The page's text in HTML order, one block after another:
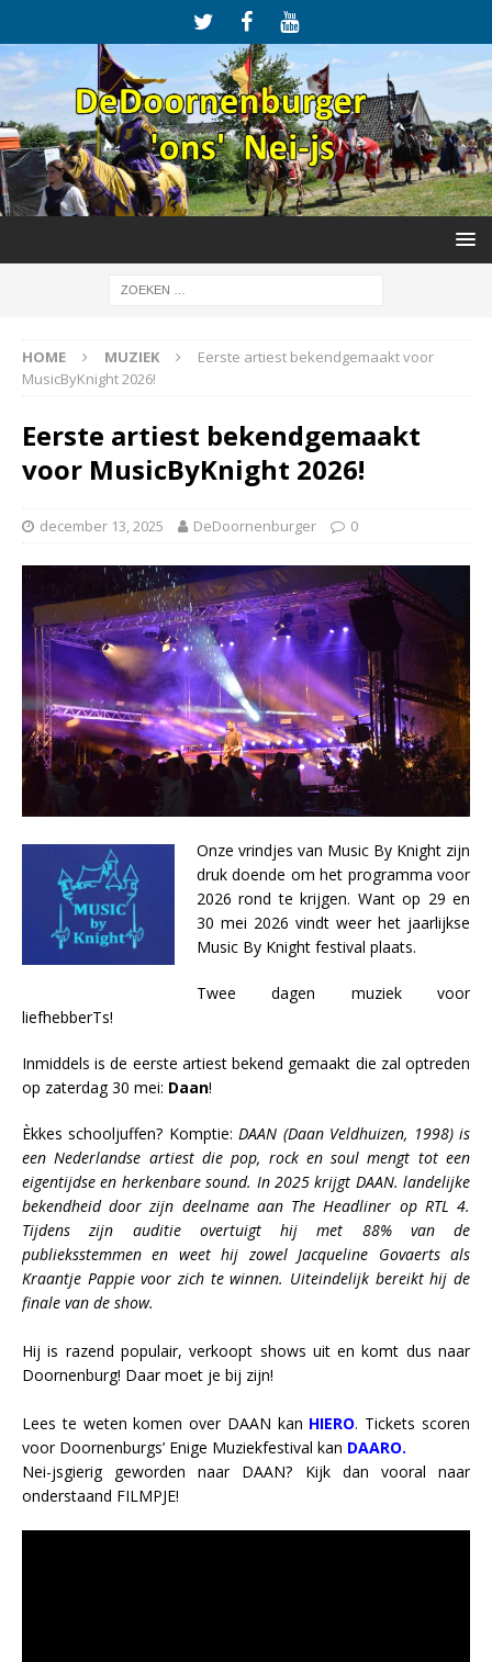
HOME MUZIEK
Eerste artiest bekendgemaakt voor
MusicByKnight 2026!
Eerste artiest bekendgemaakt
voor MusicByKnight 2026!
december 13, 2025 DeDoornenburger 0
Onze vrindjes van Music By Knight zijn
druk doende om het programma voor
2026 rond te krijgen. Want op 29 en
30 mei 2026 vindt weer het jaarlijkse
Music By Knight festival plaats.
Twee dagen muziek voor
liefhebberTs!
Inmiddels is de eerste artiest bekend gemaakt die zal optreden
op zaterdag 30 mei: Daan!
Èkkes schooljuffen? Komptie:DAAN (Daan Veldhuizen, 1998) is
een Nederlandse artiest die pop, rock en soul mengt tot een
eigentijdse en herkenbare sound. In 2025 krijgt DAAN. landelijke
bekendheid door zijn deelname aan The Headliner op RTL 4.
Tijdens zijn auditie overtuigt hij met 88% van de
publieksstemmen en weet hij zowel Jacqueline Govaerts als
Kraantje Pappie voor zich te winnen. Uiteindelijk bereikt hij de
finale van de show.
Hij is razend populair, verkoopt shows uit en komt dus naar
Doornenburg! Daar moet je bij zijn!
Lees te weten komen over DAAN kan HIERO. Tickets scoren
voor Doornenburgs’ Enige Muziekfestival kan DAARO.
Nei-jsgierig geworden naar DAAN? Kijk dan vooral naar
onderstaand FILMPJE!